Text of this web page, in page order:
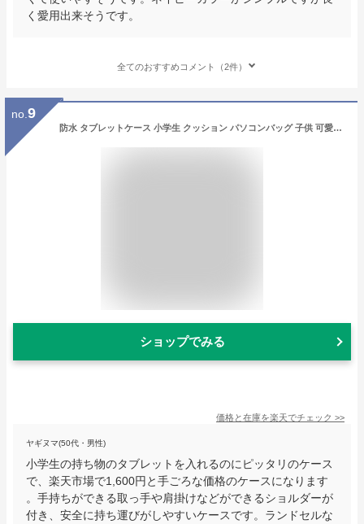
く愛用出来そうです。
全てのおすすめコメント（2件）
no. 9
防水 タブレットケース 小学生 クッション パソコンバッグ 子供 可愛い Lenovo vankyo ipad nec 汎用 7インチ 10.1インチ 手提げ ショルダーベルト 洗える 持ち運び 耐衝撃 ランドセルに入る オンライン学習 ノートPC カナロア CARESTAR
ショップでみる
価格と在庫を楽天でチェック >>
ヤギヌマ(50代・男性)
小学生の持ち物のタブレットを入れるのにピッタリのケース
で、楽天市場で1,600円と手ごろな価格のケースになります
。手持ちができる取っ手や肩掛けなどができるショルダーが
付き、安全に持ち運びがしやすいケースです。ランドセルな